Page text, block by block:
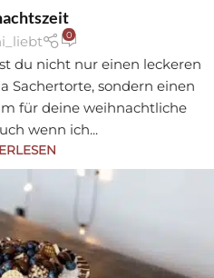
0
du nicht nur einen leckeren
Sachertorte, sondern einen
für deine weihnachtliche
wenn ich...